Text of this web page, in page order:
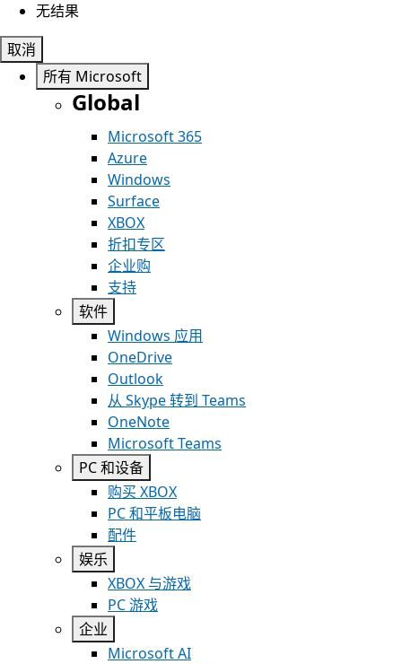
无结果
取消
所有 Microsoft
Global
Microsoft 365
Azure
Windows
Surface
XBOX
折扣专区
企业购
支持
软件
Windows 应用
OneDrive
Outlook
从 Skype 转到 Teams
OneNote
Microsoft Teams
PC 和设备
购买 XBOX
PC 和平板电脑
配件
娱乐
XBOX 与游戏
PC 游戏
企业
Microsoft AI